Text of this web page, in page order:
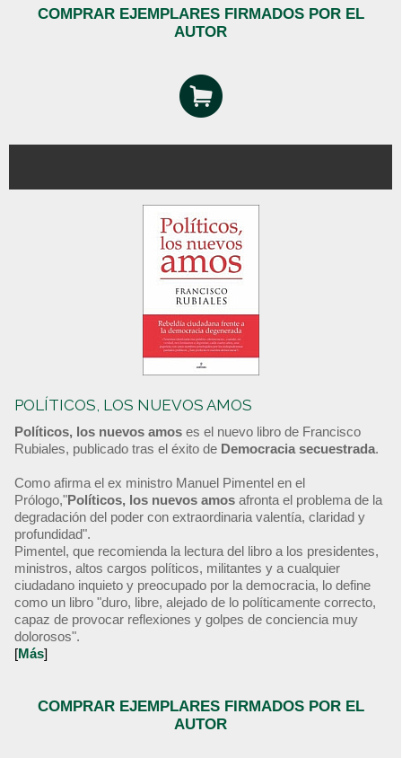
COMPRAR EJEMPLARES FIRMADOS POR EL
AUTOR
POLÍTICOS, LOS NUEVOS AMOS
Políticos, los nuevos amos es el nuevo libro de Francisco
Rubiales, publicado tras el éxito de Democracia secuestrada.
Como afirma el ex ministro Manuel Pimentel en el
Prólogo,"Políticos, los nuevos amos afronta el problema de la
degradación del poder con extraordinaria valentía, claridad y
profundidad".
Pimentel, que recomienda la lectura del libro a los presidentes,
ministros, altos cargos políticos, militantes y a cualquier
ciudadano inquieto y preocupado por la democracia, lo define
como un libro "duro, libre, alejado de lo políticamente correcto,
capaz de provocar reflexiones y golpes de conciencia muy
dolorosos".
[Más]
COMPRAR EJEMPLARES FIRMADOS POR EL
AUTOR